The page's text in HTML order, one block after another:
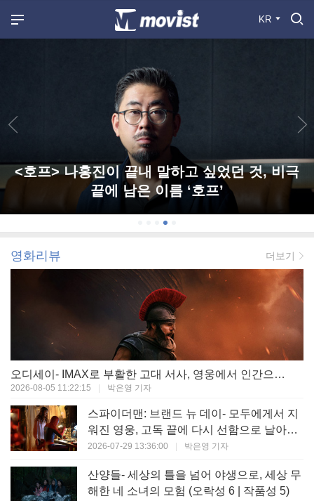
KR
<호프> 나홍진이 끝내 말하고 싶었던 것, 비극
끝에 남은 이름 ‘호프’
영화리뷰 더보기
오디세이- IMAX로 부활한 고대 서사, 영웅에서 인간으로의 귀환 (오락성 9 | 작품성 9)
2026-08-05 11:22:15 박은영 기자
스파이더맨: 브랜드 뉴 데이- 모두에게서 지
워진 영웅, 고독 끝에 다시 선함으로 날아오
르다 (오락성 8 | 작품성 8)
2026-07-29 13:36:00 박은영 기자
산양들- 세상의 틀을 넘어 야생으로, 세상 무
해한 네 소녀의 모험 (오락성 6 | 작품성 5)